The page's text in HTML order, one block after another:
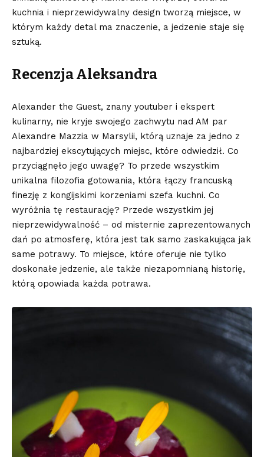
kuchnia i nieprzewidywalny design tworzą miejsce, w
którym każdy detal ma znaczenie, a jedzenie staje się
sztuką.
Recenzja Aleksandra
Alexander the Guest, znany youtuber i ekspert
kulinarny, nie kryje swojego zachwytu nad AM par
Alexandre Mazzia w Marsylii, którą uznaje za jedno z
najbardziej ekscytujących miejsc, które odwiedził. Co
przyciągnęło jego uwagę? To przede wszystkim
unikalna filozofia gotowania, która łączy francuską
finezję z kongijskimi korzeniami szefa kuchni. Co
wyróżnia tę restaurację? Przede wszystkim jej
nieprzewidywalność – od misternie zaprezentowanych
dań po atmosferę, która jest tak samo zaskakująca jak
same potrawy. To miejsce, które oferuje nie tylko
doskonałe jedzenie, ale także niezapomnianą historię,
którą opowiada każda potrawa.